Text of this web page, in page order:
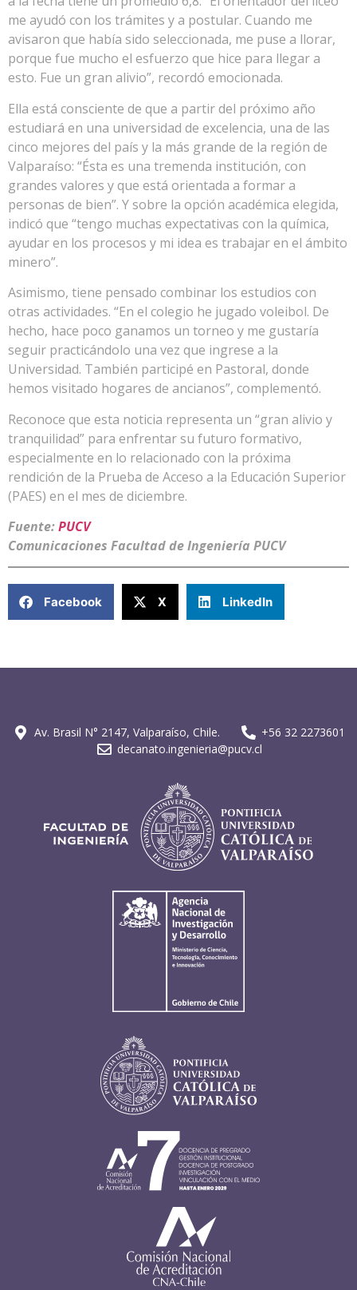
me ayudó con los trámites y a postular. Cuando me
avisaron que había sido seleccionada, me puse a llorar,
porque fue mucho el esfuerzo que hice para llegar a
esto. Fue un gran alivio”, recordó emocionada.
Ella está consciente de que a partir del próximo año
estudiará en una universidad de excelencia, una de las
cinco mejores del país y la más grande de la región de
Valparaíso: “Ésta es una tremenda institución, con
grandes valores y que está orientada a formar a
personas de bien”. Y sobre la opción académica elegida,
indicó que “tengo muchas expectativas con la química,
ayudar en los procesos y mi idea es trabajar en el ámbito
minero”.
Asimismo, tiene pensado combinar los estudios con
otras actividades. “En el colegio he jugado voleibol. De
hecho, hace poco ganamos un torneo y me gustaría
seguir practicándolo una vez que ingrese a la
Universidad. También participé en Pastoral, donde
hemos visitado hogares de ancianos”, complementó.
Reconoce que esta noticia representa un “gran alivio y
tranquilidad” para enfrentar su futuro formativo,
especialmente en lo relacionado con la próxima
rendición de la Prueba de Acceso a la Educación Superior
(PAES) en el mes de diciembre.
Fuente:PUCV
Comunicaciones Facultad de Ingeniería PUCV
Facebook X LinkedIn
Av. Brasil N° 2147, Valparaíso, Chile.
+56 32 2273601
decanato.ingenieria@pucv.cl